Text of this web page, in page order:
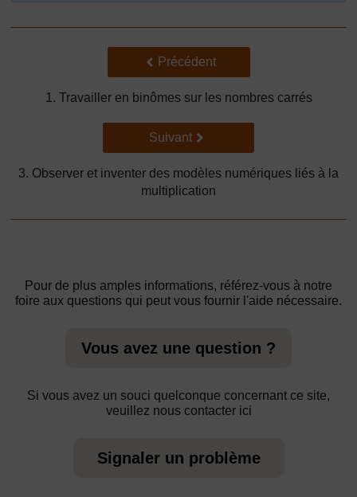
Précédent
Précédent
1. Travailler en binômes sur les nombres carrés
Suivant
Suivant
3. Observer et inventer des modèles numériques liés à la
multiplication
Pour de plus amples informations, référez-vous à notre
foire aux questions qui peut vous fournir l'aide nécessaire.
Vous avez une question ?
Si vous avez un souci quelconque concernant ce site,
veuillez nous contacter ici
Signaler un problème